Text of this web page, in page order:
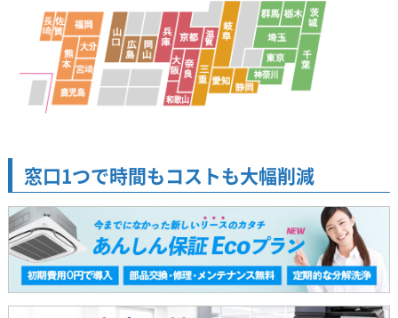
窓口1つで時間もコストも大幅削減